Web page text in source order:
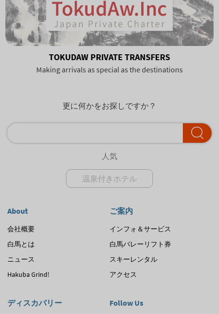
TOKUDAW PRIVATE TRANSFERS
Making arrivals as special as the destinations
更に何かをお探しですか？
人気
温泉付きホテル
About
会社概要
白馬とは
ニュース
Hakuba Grind!
ご案内
インフォ＆サービス
白馬バレーリフト券
スキーレンタル
アクセス
ディスカバリー Follow Us